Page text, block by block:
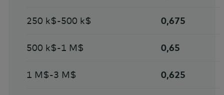
250 k$-500 k$ 0,675
500 k$-1 M$ 0,65
1 M$-3 M$ 0,625